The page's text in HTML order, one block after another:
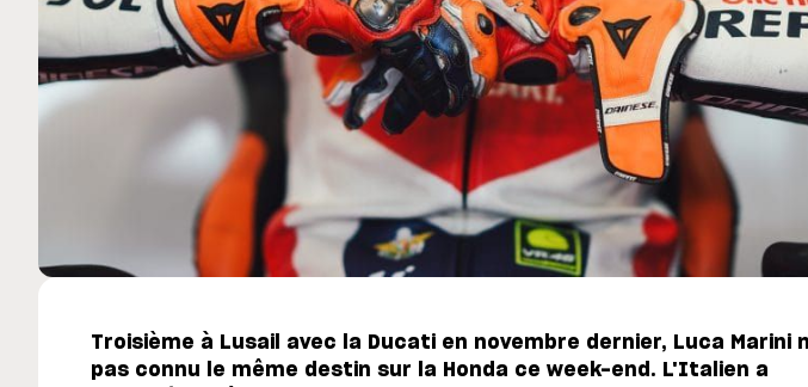
Troisième à Lusail avec la Ducati en novembre dernier, Luca Marini
pas connu le même destin sur la Honda ce week-end. L'Italien a